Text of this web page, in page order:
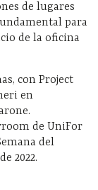
de lugares
para
de la oficina
con Project
en
de UniFor
del
2022.